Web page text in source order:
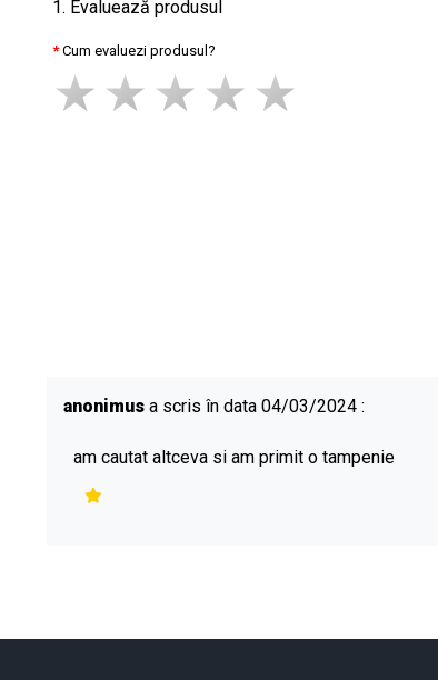
1. Evaluează produsul
Cum evaluezi produsul?
anonimus a scris în data 04/03/2024 :
am cautat altceva si am primit o tampenie